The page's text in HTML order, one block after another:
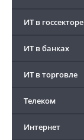
ИТ в госсекторе
ИТ в банках
ИТ в торговле
Телеком
Интернет